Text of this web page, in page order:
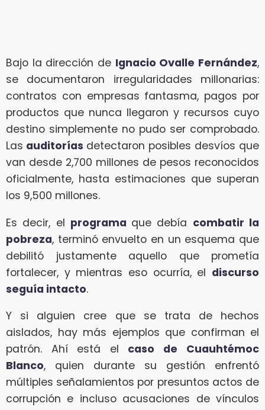
Bajo la dirección de Ignacio Ovalle Fernández,
se documentaron irregularidades millonarias:
contratos con empresas fantasma, pagos por
productos que nunca llegaron y recursos cuyo
destino simplemente no pudo ser comprobado.
Las auditorías detectaron posibles desvíos que
van desde 2,700 millones de pesos reconocidos
oficialmente, hasta estimaciones que superan
los 9,500 millones.
Es decir, el programa que debía combatir la
pobreza, terminó envuelto en un esquema que
debilitó justamente aquello que prometía
fortalecer, y mientras eso ocurría, el discurso
seguía intacto.
Y si alguien cree que se trata de hechos
aislados, hay más ejemplos que confirman el
patrón. Ahí está el caso de
Cuauhtémoc
Blanco, quien durante su gestión enfrentó
múltiples señalamientos por presuntos actos de
corrupción e incluso acusaciones de vínculos